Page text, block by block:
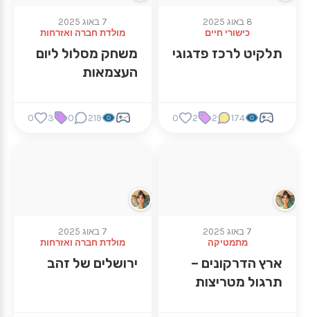
8 באוג 2025
כישורי חיים
תלקיט לרכז פדגוגי
174
2
2
0
7 באוג 2025
מולדת חברה ואזרחות
משחק מסלול ליום
העצמאות
219
0
3
0
7 באוג 2025
מתמטיקה
ארץ הדרקונים –
תרגול מטריצות
7 באוג 2025
מולדת חברה ואזרחות
ירושלים של זהב